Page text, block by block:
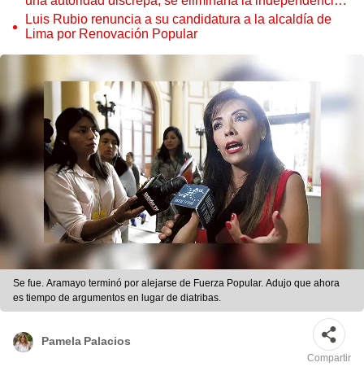
judicial”
Luis Rubio renuncia a su candidatura a la alcaldía de
Lima por Renovación Popular
Se fue. Aramayo terminó por alejarse de Fuerza Popular. Adujo que ahora
es tiempo de argumentos en lugar de diatribas.
Pamela Palacios
Compartir